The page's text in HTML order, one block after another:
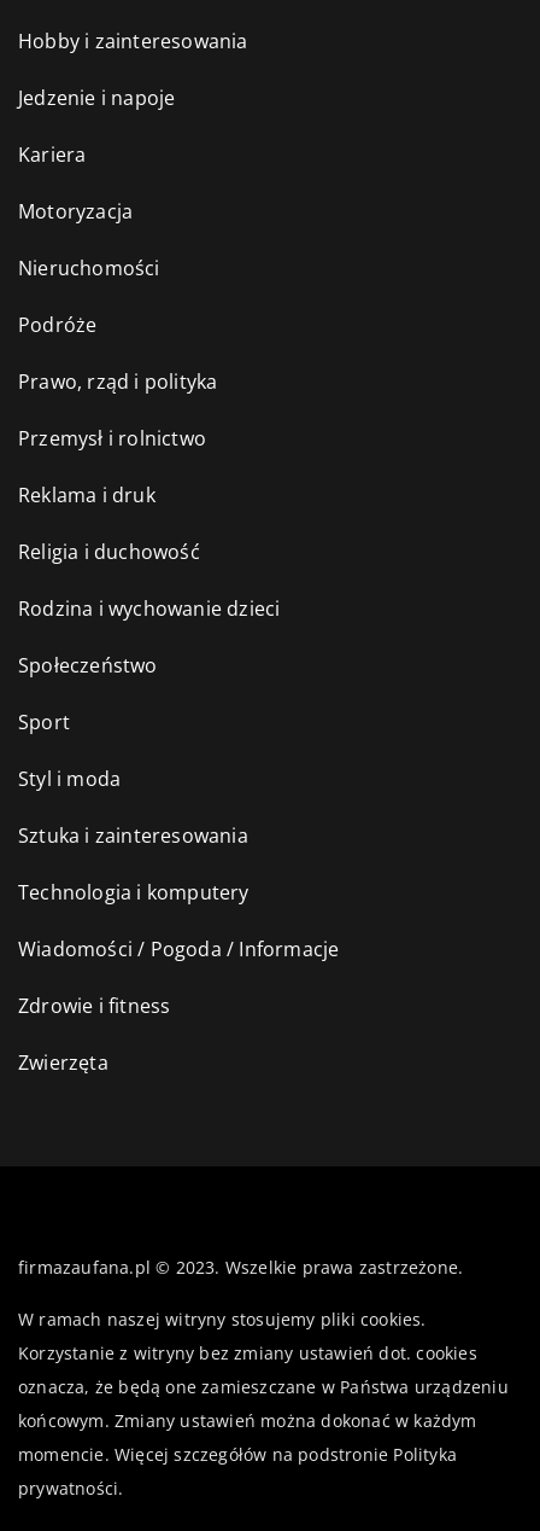
Hobby i zainteresowania
Jedzenie i napoje
Kariera
Motoryzacja
Nieruchomości
Podróże
Prawo, rząd i polityka
Przemysł i rolnictwo
Reklama i druk
Religia i duchowość
Rodzina i wychowanie dzieci
Społeczeństwo
Sport
Styl i moda
Sztuka i zainteresowania
Technologia i komputery
Wiadomości / Pogoda / Informacje
Zdrowie i fitness
Zwierzęta
firmazaufana.pl © 2023. Wszelkie prawa zastrzeżone.
W ramach naszej witryny stosujemy pliki cookies.
Korzystanie z witryny bez zmiany ustawień dot. cookies
oznacza, że będą one zamieszczane w Państwa urządzeniu
końcowym. Zmiany ustawień można dokonać w każdym
momencie. Więcej szczegółów na podstronie Polityka
prywatności.